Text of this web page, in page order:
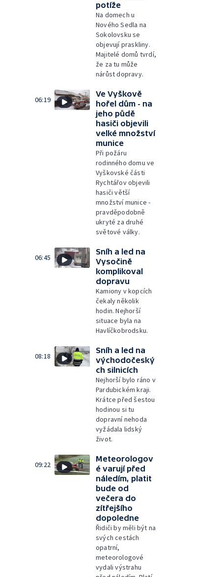
potíže
Na domech u
Nového Sedla na
Sokolovsku se
objevují praskliny.
Majitelé domů tvrdí,
že za tu může
nárůst dopravy.
06:19
Ve Vyškově
hořel dům - na
jeho půdě
hasiči objevili
velké množství
munice
Při požáru
rodinného domu ve
Vyškovské části
Rychtářov objevili
hasiči větší
množství munice -
pravděpodobně
ukryté za druhé
světové války.
06:45
Sníh a led na
Vysočině
komplikoval
dopravu
Kamiony v kopcích
čekaly několik
hodin. Nejhorší
situace byla na
Havlíčkobrodsku.
08:18
Sníh a led na
východočeský
ch silnicích
Nejhorší bylo ráno v
Pardubickém kraji.
Krátce před šestou
hodinou si tu
dopravní nehoda
vyžádala lidský
život.
09:22
Meteorologov
é varují před
náledím, platit
bude od
večera do
zítřejšího
dopoledne
Řidiči by měli být na
svých cestách
opatrní,
meteorologové
vydali výstrahu